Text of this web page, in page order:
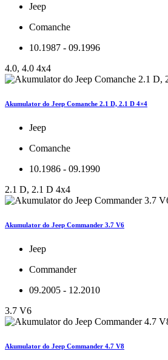
Jeep
Comanche
10.1987 - 09.1996
4.0, 4.0 4x4
Akumulator do Jeep Comanche 2.1 D, 2.1 D 4×4
Jeep
Comanche
10.1986 - 09.1990
2.1 D, 2.1 D 4x4
Akumulator do Jeep Commander 3.7 V6
Jeep
Commander
09.2005 - 12.2010
3.7 V6
Akumulator do Jeep Commander 4.7 V8